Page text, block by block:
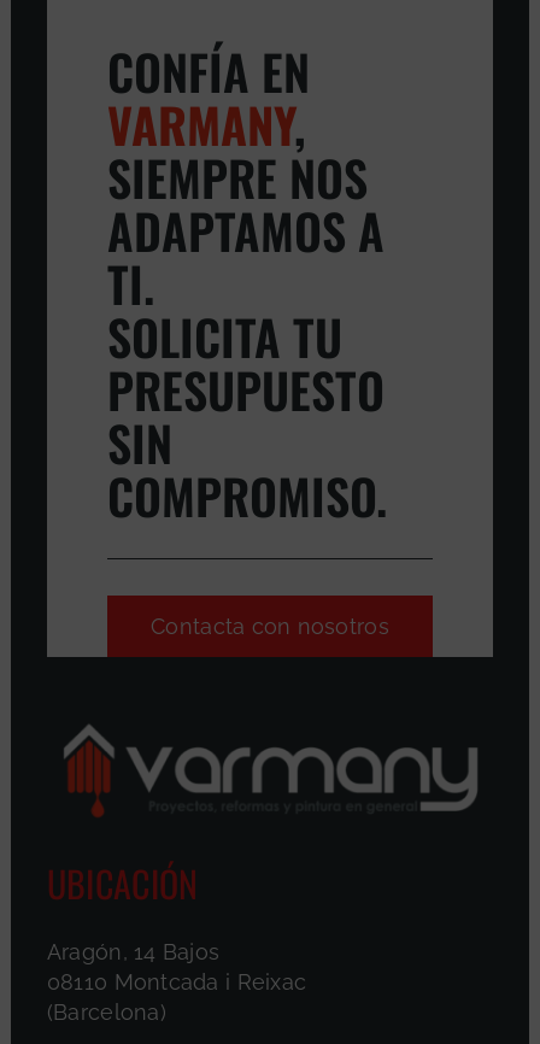
CONFÍA EN
VARMANY,
SIEMPRE NOS
ADAPTAMOS A
TI.
SOLICITA TU
PRESUPUESTO
SIN
COMPROMISO.
Contacta con nosotros
UBICACIÓN
Aragón, 14 Bajos
08110 Montcada i Reixac
(Barcelona)